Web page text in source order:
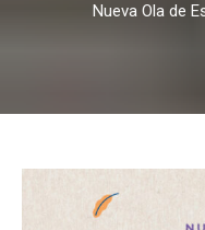
Nueva Ola de